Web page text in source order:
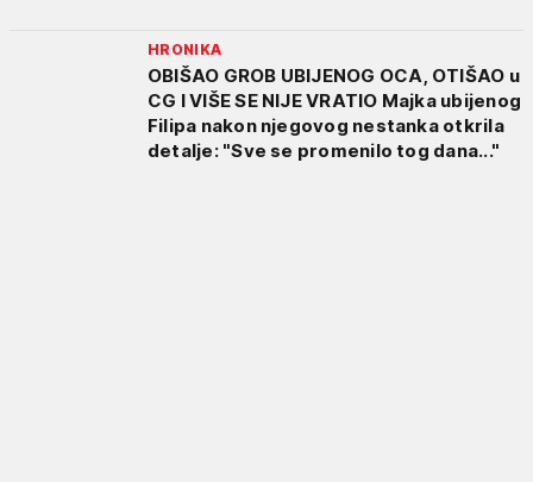
HRONIKA
OBIŠAO GROB UBIJENOG OCA, OTIŠAO u
CG I VIŠE SE NIJE VRATIO Majka ubijenog
Filipa nakon njegovog nestanka otkrila
detalje: "Sve se promenilo tog dana..."